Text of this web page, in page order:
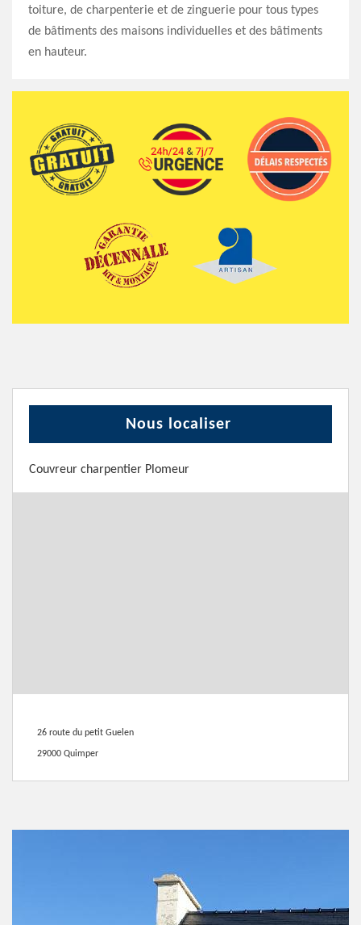
toiture, de charpenterie et de zinguerie pour tous types
de bâtiments des maisons individuelles et des bâtiments
en hauteur.
Nous localiser
Couvreur charpentier Plomeur
26 route du petit Guelen
29000 Quimper